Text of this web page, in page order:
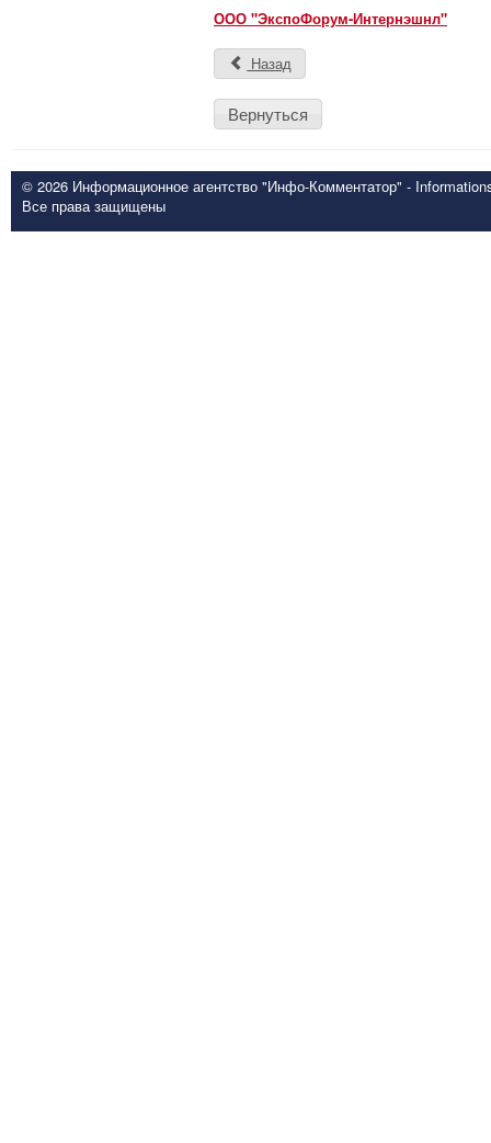
ООО "ЭкспоФорум-Интернэшнл"
Назад
Вернуться
© 2026 Информационное агентство "Инфо-Комментатор" -
Все права защищены